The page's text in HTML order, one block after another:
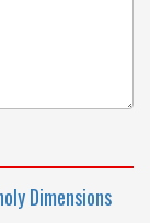
Dimensions